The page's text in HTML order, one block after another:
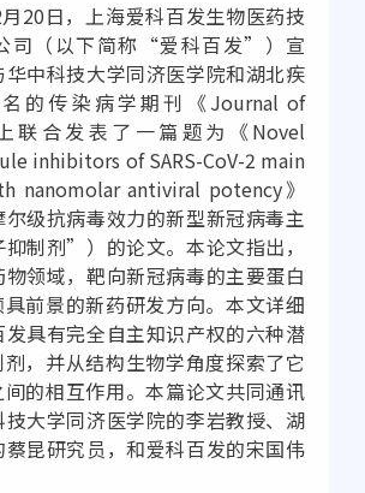
20日，上海爱科百发生物医药技
司（以下简称“爱科百发”）宣
中科技大学同济医学院和湖北疾
的传染病学期刊《Journal of
联合发表了一篇题为《Novel
inhibitors of SARS-CoV-2 main
nanomolar antiviral potency》
尔级抗病毒效力的新型新冠病毒主
制剂”）的论文。本论文指出，
领域，靶向新冠病毒的主要蛋白
前景的新药研发方向。本文详细
具有完全自主知识产权的六种潜
剂，并从结构生物学角度探索了它
间的相互作用。本篇论文共同通讯
大学同济医学院的李岩教授、湖
昆研究员，和爱科百发的宋国伟